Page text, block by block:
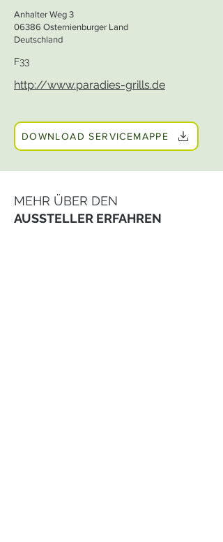
Anhalter Weg 3
06386 Osternienburger Land
Deutschland
F33
http://www.paradies-grills.de
DOWNLOAD SERVICEMAPPE
MEHR ÜBER DEN
AUSSTELLER ERFAHREN